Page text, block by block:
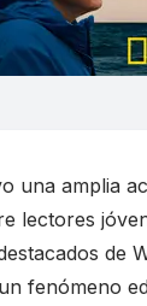
una amplia
lectores
de
fenómeno